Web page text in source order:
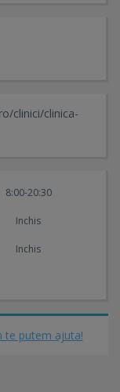
clinici/clinica-
8:00-20:30
Inchis
Inchis
te putem ajuta!